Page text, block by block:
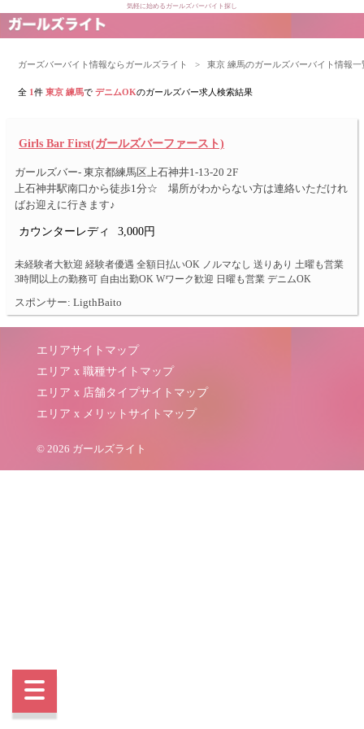
気軽に始めるガールズバーバイト探し
ガーズバーバイト情報ならガールズライト > 東京 練馬のガールズバーバイト情報一
全 1件東京 練馬でデニムOKのガールズバー求人検索結果
Girls Bar First(ガールズバーファースト)
ガールズバー- 東京都練馬区上石神井1-13-20 2F
上石神井駅南口から徒歩1分☆ 場所がわからない方は連絡いただけれ
ばお迎えに行きます♪
カウンターレディ 3,000円
未経験者大歓迎 経験者優遇 全額日払いOK ノルマなし 送りあり 土曜も営業
3時間以上の勤務可 自由出勤OK Wワーク歓迎 日曜も営業 デニムOK
スポンサー: LigthBaito
エリアサイトマップ
エリア x 職種サイトマップ
エリア x 店舗タイプサイトマップ
エリア x メリットサイトマップ
© 2026 ガールズライト